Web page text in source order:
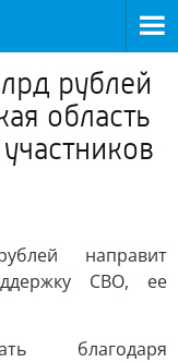
рублей
область
направит
СВО, ее
благодаря